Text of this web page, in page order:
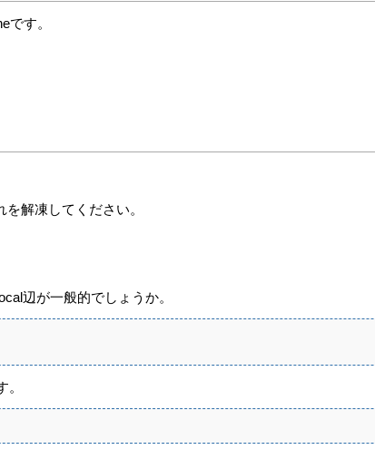
す。
解凍してください。
辺が一般的でしょうか。